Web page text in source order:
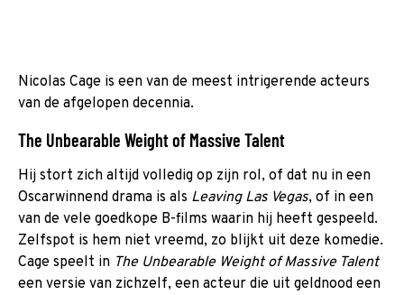
Nicolas Cage is een van de meest intrigerende acteurs
van de afgelopen decennia.
The Unbearable Weight of Massive Talent
Hij stort zich altijd volledig op zijn rol, of dat nu in een
Oscarwinnend drama is als Leaving Las Vegas, of in een
van de vele goedkope B-films waarin hij heeft gespeeld.
Zelfspot is hem niet vreemd, zo blijkt uit deze komedie.
Cage speelt in The Unbearable Weight of Massive Talent
een versie van zichzelf, een acteur die uit geldnood een